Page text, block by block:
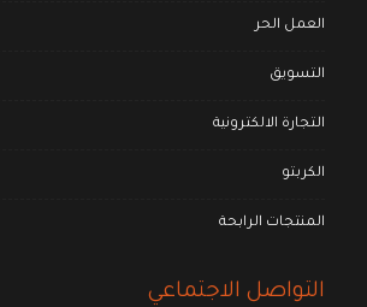
العمل الحر
التسويق
التجارة الالكترونية
الكربتو
المنتجات الرابحة
التواصل الاجتماعي